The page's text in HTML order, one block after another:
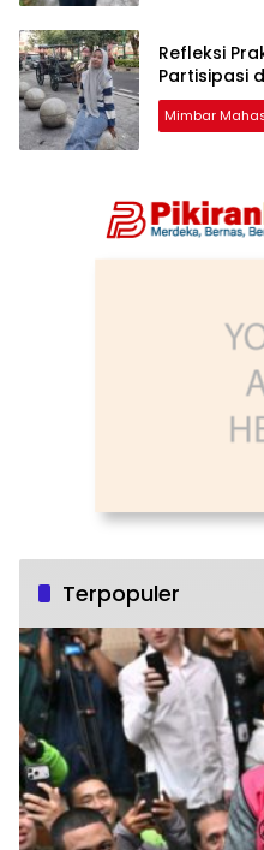
Refleksi
Partisipasi
Mimbar
Terpopuler